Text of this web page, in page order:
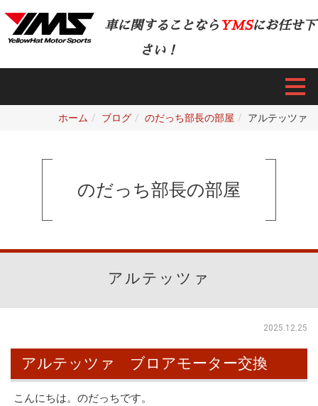
車に関することなら YMSにお任せ下
さい！
ホーム ブログ のだっち部長の部屋 アルテッツァ
のだっち部長の部屋
アルテッツァ
2025.12.25
アルテッツァ ブロアモーター交換
こんにちは。のだっちです。